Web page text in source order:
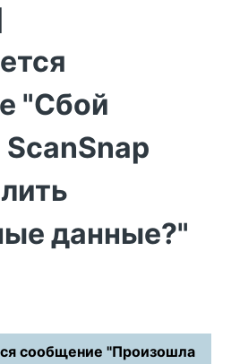
"Сбой
данные?"
сообщение "Произошла